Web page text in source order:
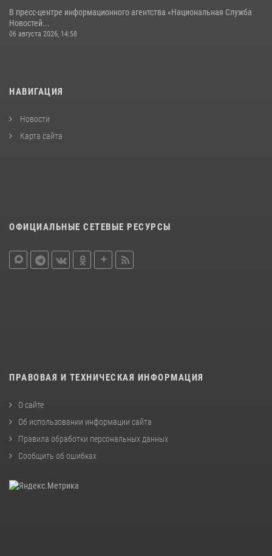
В пресс-центре информационного агентства «Национальная Служба
Новостей...
06 августа 2026, 14:58
НАВИГАЦИЯ
Новости
Карта сайта
ОФИЦИАЛЬНЫЕ СЕТЕВЫЕ РЕСУРСЫ
ПРАВОВАЯ И ТЕХНИЧЕСКАЯ ИНФОРМАЦИЯ
О сайте
Об использовании информации сайта
Правила обработки персональных данных
Сообщить об ошибках